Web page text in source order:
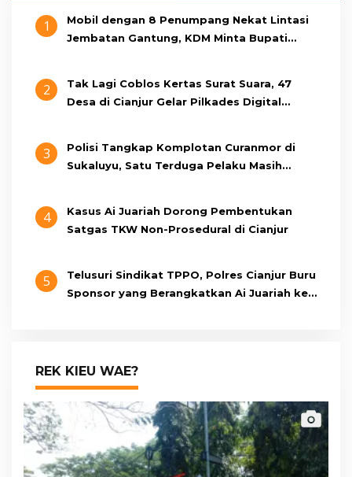
1
Mobil dengan 8 Penumpang Nekat Lintasi
Jembatan Gantung, KDM Minta Bupati
2
Tak Lagi Coblos Kertas Surat Suara, 47
Desa di Cianjur Gelar Pilkades Digital
3
Polisi Tangkap Komplotan Curanmor di
Sukaluyu, Satu Terduga Pelaku Masih
4
Kasus Ai Juariah Dorong Pembentukan
Satgas TKW Non-Prosedural di Cianjur
5
Telusuri Sindikat TPPO, Polres Cianjur Buru
Sponsor yang Berangkatkan Ai Juariah ke
REK KIEU WAE?